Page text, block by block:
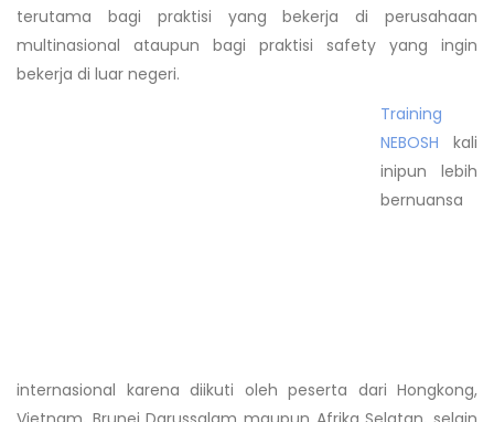
terutama bagi praktisi yang bekerja di perusahaan
multinasional ataupun bagi praktisi safety yang ingin
bekerja di luar negeri.
Training
NEBOSH kali
inipun lebih
bernuansa
internasional karena diikuti oleh peserta dari Hongkong,